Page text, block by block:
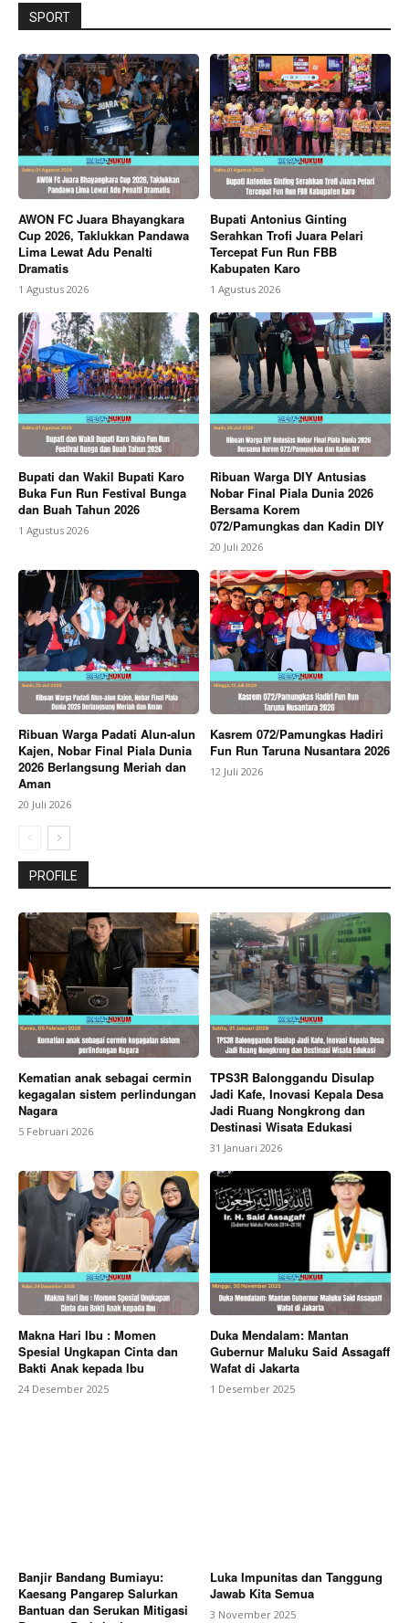
SPORT
AWON FC Juara Bhayangkara
Cup 2026, Taklukkan Pandawa
Lima Lewat Adu Penalti
Dramatis
1 Agustus 2026
Bupati Antonius Ginting
Serahkan Trofi Juara Pelari
Tercepat Fun Run FBB
Kabupaten Karo
1 Agustus 2026
Bupati dan Wakil Bupati Karo
Buka Fun Run Festival Bunga
dan Buah Tahun 2026
1 Agustus 2026
Ribuan Warga DIY Antusias
Nobar Final Piala Dunia 2026
Bersama Korem
072/Pamungkas dan Kadin DIY
20 Juli 2026
Ribuan Warga Padati Alun-alun
Kajen, Nobar Final Piala Dunia
2026 Berlangsung Meriah dan
Aman
20 Juli 2026
Kasrem 072/Pamungkas Hadiri
Fun Run Taruna Nusantara 2026
12 Juli 2026
PROFILE
Kematian anak sebagai cermin
kegagalan sistem perlindungan
Nagara
5 Februari 2026
TPS3R Balonggandu Disulap
Jadi Kafe, Inovasi Kepala Desa
Jadi Ruang Nongkrong dan
Destinasi Wisata Edukasi
31 Januari 2026
Makna Hari Ibu : Momen
Spesial Ungkapan Cinta dan
Bakti Anak kepada Ibu
24 Desember 2025
Duka Mendalam: Mantan
Gubernur Maluku Said Assagaff
Wafat di Jakarta
1 Desember 2025
Banjir Bandang Bumiayu:
Kaesang Pangarep Salurkan
Bantuan dan Serukan Mitigasi
Luka Impunitas dan Tanggung
Jawab Kita Semua
3 November 2025